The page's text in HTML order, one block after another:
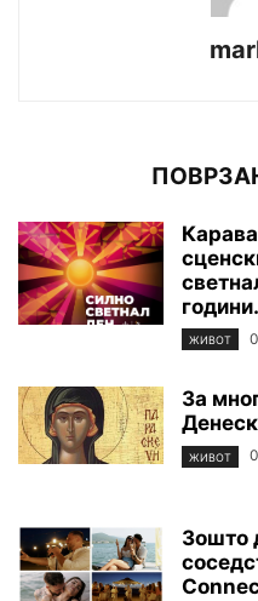
ЖИВОТ
За
ЖИВОТ
Зошто